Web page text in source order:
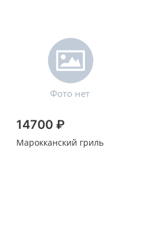
14700 ₽
Марокканский гриль